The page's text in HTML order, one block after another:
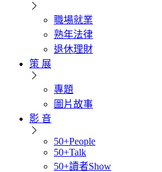
職場就業
熟年法律
退休理財
策 展
專題
圖片故事
影 音
50+People
50+Talk
50+讀者Show